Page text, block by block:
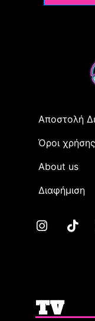
Αποστολή
Όροι
Αbout us
Διαφήμιση
TV